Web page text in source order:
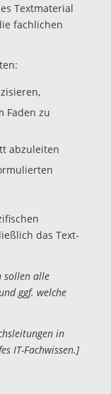
Textmaterial
fachlichen
Faden zu
abzuleiten
das Text-
sollen alle
ggf. welche
in
IT-Fachwissen.]